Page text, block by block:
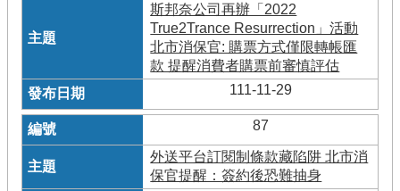
斯邦奈公司再辦「2022
True2Trance Resurrection」活動
北市消保官: 購票方式僅限轉帳匯
款 提醒消費者購票前審慎評估
111-11-29
87
外送平台訂閱制條款藏陷阱 北市消
保官提醒：簽約後恐難抽身